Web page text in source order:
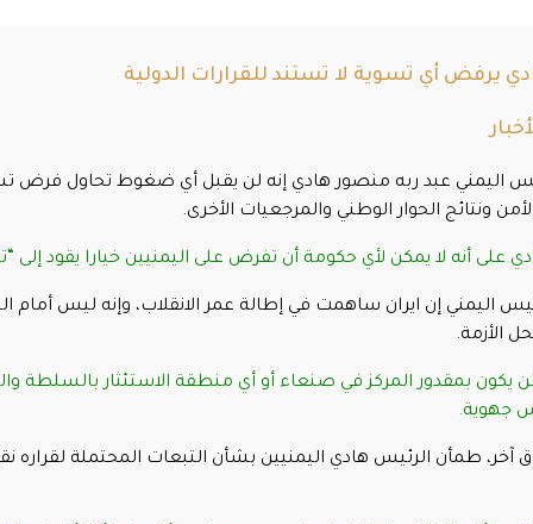
يرفض أي تسوية لا تستند للقرارات الدولية
اليمني عبد ربه منصور هادي إنه لن يقبل أي ضغوط تحاول فرض
ونتائج الحوار الوطني والمرجعيات الأخرى.
على أنه لا يمكن لأي حكومة أن تفرض على اليمنيين خيارا يقود إلى
اليمني إن ايران ساهمت في إطالة عمر الانقلاب، وإنه ليس أمام
الأزمة.
لن يكون بمقدور المركز في صنعاء أو أي منطقة الاستئثار بالسلطة
جهوية.
آخر، طمأن الرئيس هادي اليمنيين بشأن التبعات المحتملة لقراره